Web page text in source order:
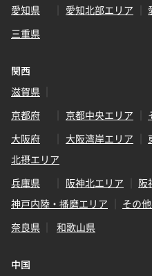
愛知県
愛知北部エリア
三重県
関西
滋賀県
京都府
京都中央エリア
大阪府
大阪湾岸エリア
北摂エリア
兵庫県
阪神北エリア
阪
神戸内陸・播磨エリア
その
奈良県
和歌山県
中国